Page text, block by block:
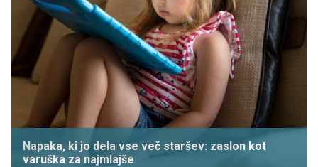
Napaka, ki jo dela vse več staršev: zaslon kot
varuška za najmlajše